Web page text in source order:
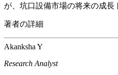
が、坑口設備市場の将来の成長
著者の詳細
Akanksha Y
Research Analyst